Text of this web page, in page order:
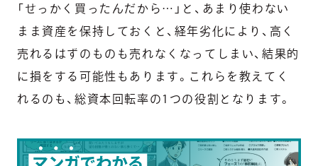
「せっかく買ったんだから…」と、あまり使わない
まま資産を保持しておくと、経年劣化により、高く
売れるはずのものも売れなくなってしまい、結果的
に損をする可能性もあります。これらを教えてく
れるのも、総資本回転率の1つの役割となります。